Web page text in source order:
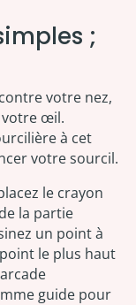
;
votre nez,
votre œil.
à cet
votre sourcil.
le crayon
la partie
un point à
le plus haut
guide pour